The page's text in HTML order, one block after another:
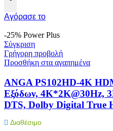
Αγόρασε το
-25% Power Plus
Σύγκριση
Γρήγορη προβολή
Προσθήκη στα αγαπημένα
ANGA PS102HD-4K
Εξόδων, 4K*2K@30Hz,
DTS, Dolby Digital True
Διαθέσιμο